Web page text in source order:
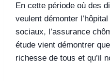
En cette période où des
veulent démonter
sociaux, l’assurance
étude vient démontrer
richesse de tous et qu’il